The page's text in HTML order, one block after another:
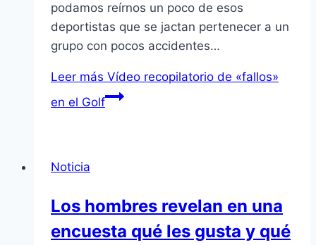
podamos reí­rnos un poco de esos
deportistas que se jactan pertenecer a un
grupo con pocos accidentes…
Leer más Ví­deo recopilatorio de «fallos»
en el Golf
Noticia
Los hombres revelan en una
encuesta qué les gusta y qué